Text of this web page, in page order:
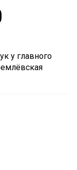
у главного